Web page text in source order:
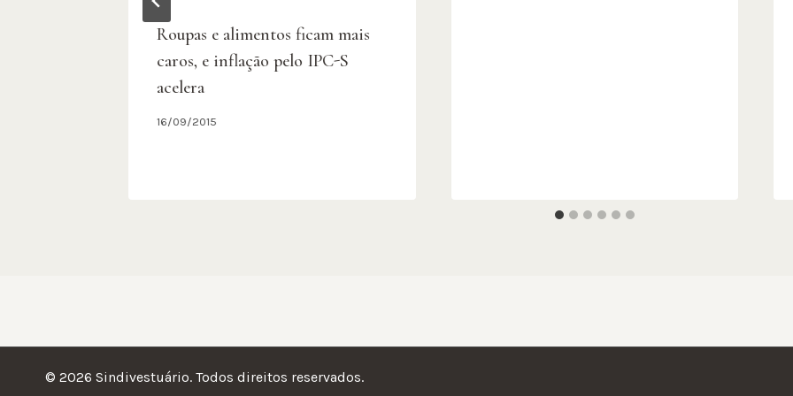
Roupas e alimentos ficam mais
caros, e inflação pelo IPC-S
acelera
16/09/2015
© 2026 Sindivestuário. Todos direitos reservados.